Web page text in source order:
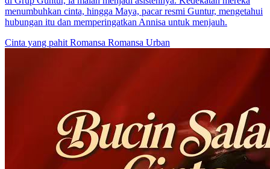
101 Episodes
Setelah menyadari cinta Arga Pratama padanya, Indah Ayu yang
terlahir kembali menikah kilat dengan pria itu. Tak disangka, Rama
si pria brengsek juga terlahir kembali dan mulai mengejar Indah